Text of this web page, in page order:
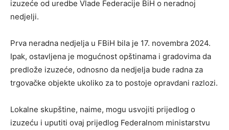
izuzeće od uredbe Vlade Federacije BiH o neradnoj
nedjelji.
Prva neradna nedjelja u FBiH bila je 17. novembra 2024.
Ipak, ostavljena je mogućnost opštinama i gradovima da
predlože izuzeće, odnosno da nedjelja bude radna za
trgovačke objekte ukoliko za to postoje opravdani razlozi.
Lokalne skupštine, naime, mogu usvojiti prijedlog o
izuzeću i uputiti ovaj prijedlog Federalnom ministarstvu